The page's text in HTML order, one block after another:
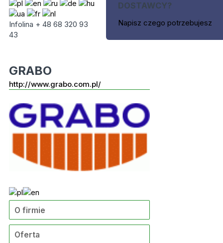
Infolina + 48 68 320 93
43
DOSTAWCY?
Napisz czego potrzebujesz
GRABO
http://www.grabo.com.pl/
O firmie
Oferta